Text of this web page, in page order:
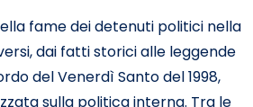
fame dei detenuti politici nella
dai fatti storici alle leggende
del Venerdì Santo del 1998,
sulla politica interna. Tra le